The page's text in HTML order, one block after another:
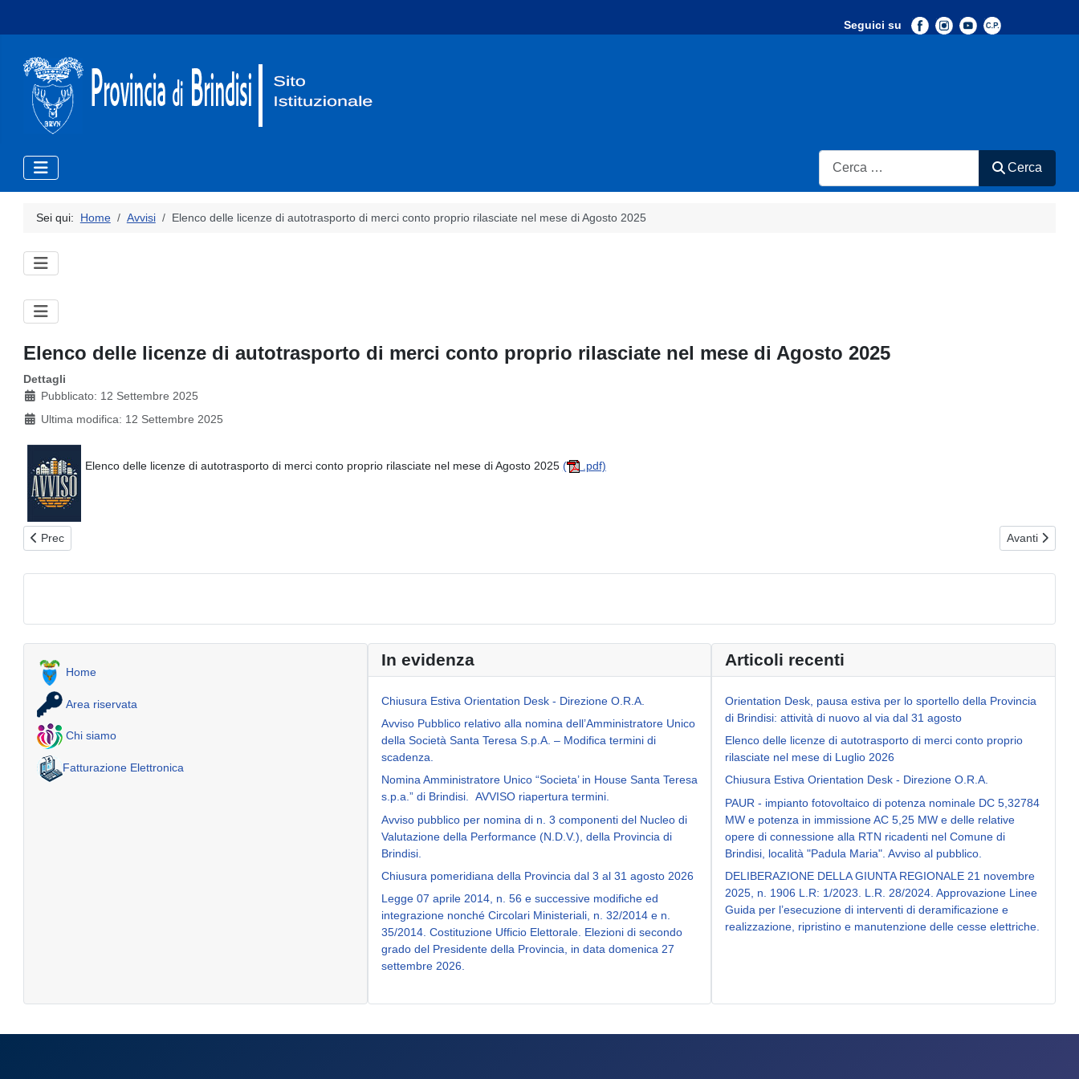
Seguici su
Search
Cerca
Sei qui: Home Avvisi Elenco delle licenze di autotrasporto di merci conto proprio rilasciate nel mese di Agosto 2025
Elenco delle licenze di autotrasporto di merci conto proprio rilasciate nel mese di Agosto 2025
Dettagli
Pubblicato: 12 Settembre 2025
Ultima modifica: 12 Settembre 2025
Elenco delle licenze di autotrasporto di merci conto proprio rilasciate nel mese di Agosto 2025 ( .pdf)
Articolo precedente: Avviso: Servizi di trasporto pubblico locale automobilistici urbani, extraurbani e marittimi di competenza dell'ATO della Provincia di Brindisi
Prec Articolo
Avanti
Home
Area riservata
Chi siamo
Fatturazione Elettronica
In evidenza
Chiusura Estiva Orientation Desk - Direzione O.R.A.
Avviso Pubblico relativo alla nomina dell’Amministratore Unico
della Società Santa Teresa S.p.A. – Modifica termini di
scadenza.
Nomina Amministratore Unico “Societa’ in House Santa Teresa
s.p.a.” di Brindisi. AVVISO riapertura termini.
Avviso pubblico per nomina di n. 3 componenti del Nucleo di
Valutazione della Performance (N.D.V.), della Provincia di
Brindisi.
Chiusura pomeridiana della Provincia dal 3 al 31 agosto 2026
Legge 07 aprile 2014, n. 56 e successive modifiche ed
integrazione nonché Circolari Ministeriali, n. 32/2014 e n.
35/2014. Costituzione Ufficio Elettorale. Elezioni di secondo
grado del Presidente della Provincia, in data domenica 27
settembre 2026.
Articoli recenti
Orientation Desk, pausa estiva per lo sportello della Provincia
di Brindisi: attività di nuovo al via dal 31 agosto
Elenco delle licenze di autotrasporto di merci conto proprio
rilasciate nel mese di Luglio 2026
Chiusura Estiva Orientation Desk - Direzione O.R.A.
PAUR - impianto fotovoltaico di potenza nominale DC 5,32784
MW e potenza in immissione AC 5,25 MW e delle relative
opere di connessione alla RTN ricadenti nel Comune di
Brindisi, località "Padula Maria". Avviso al pubblico.
DELIBERAZIONE DELLA GIUNTA REGIONALE 21 novembre
2025, n. 1906 L.R: 1/2023. L.R. 28/2024. Approvazione Linee
Guida per l’esecuzione di interventi di deramificazione e
realizzazione, ripristino e manutenzione delle cesse elettriche.